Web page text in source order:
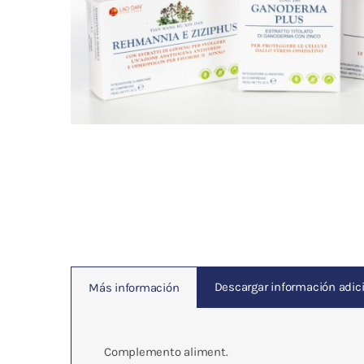
Magnetoterapia
enseñanza
Más información Descargar información
Complemento aliment.